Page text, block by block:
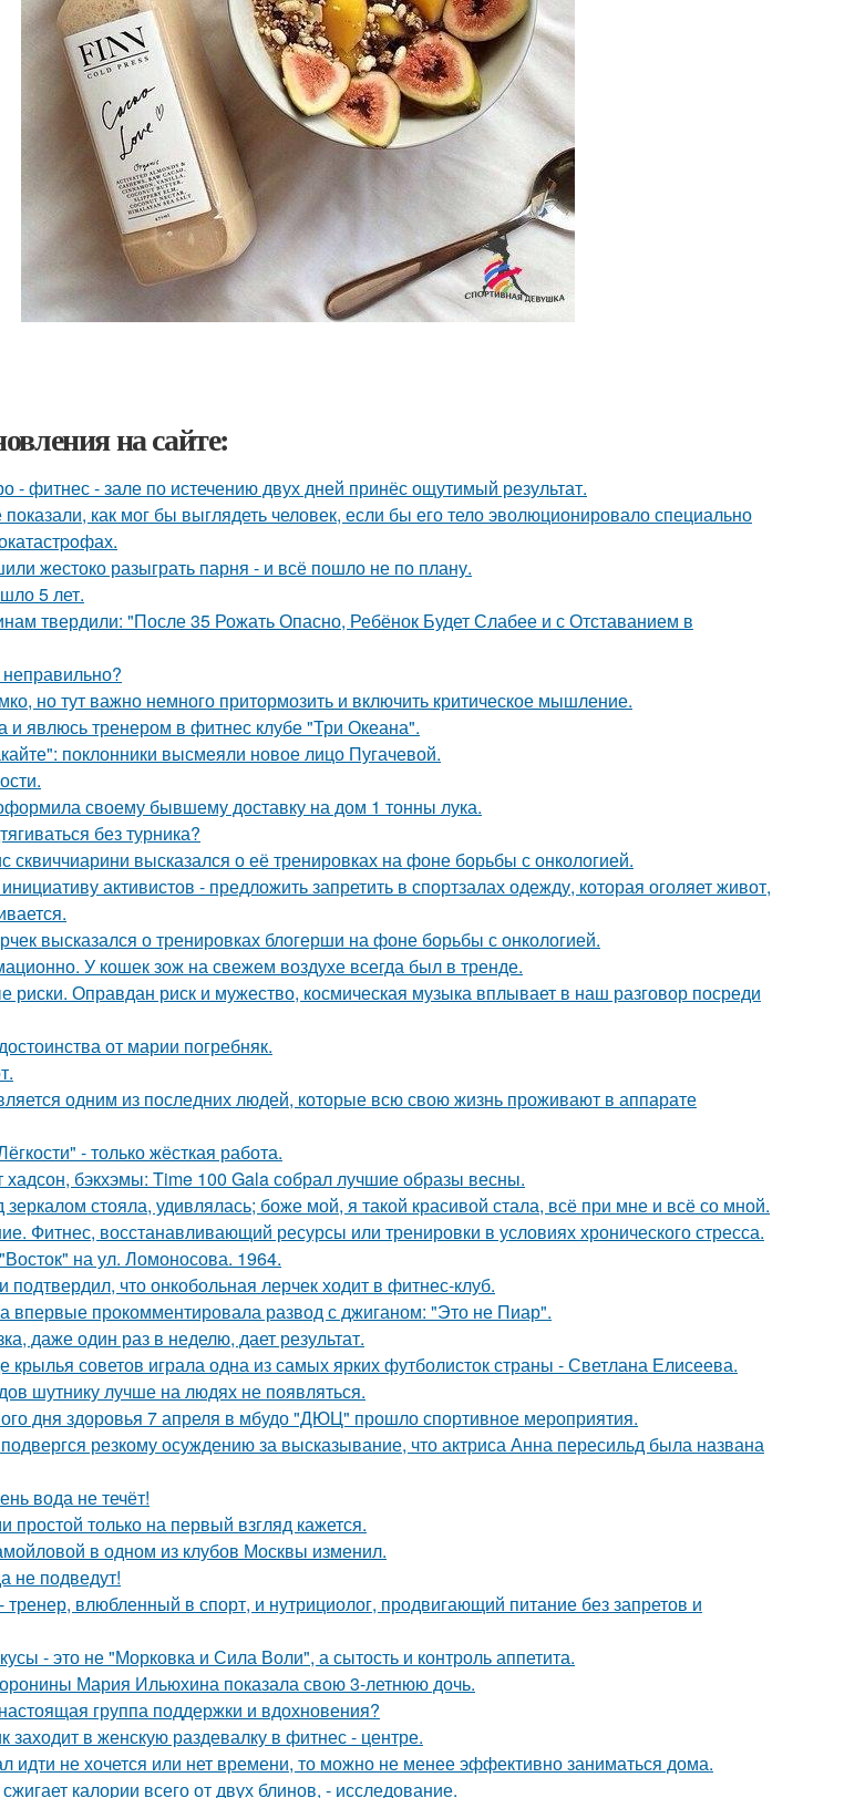
на сайте:
- фитнес - зале по истечению двух дней принёс ощутимый результат.
как мог бы выглядеть человек, если бы его тело эволюционировало специально
жестоко разыграть парня - и всё пошло не по плану.
5 лет.
твердили: "После 35 Рожать Опасно, Ребёнок Будет Слабее и с Отставанием в
но тут важно немного притормозить и включить критическое мышление.
и явлюсь тренером в фитнес клубе "Три Океана".
поклонники высмеяли новое лицо Пугачевой.
своему бывшему доставку на дом 1 тонны лука.
без турника?
сквиччиарини высказался о её тренировках на фоне борьбы с онкологией.
активистов - предложить запретить в спортзалах одежду, которая оголяет живот,
высказался о тренировках блогерши на фоне борьбы с онкологией.
У кошек зож на свежем воздухе всегда был в тренде.
риски. Оправдан риск и мужество, космическая музыка вплывает в наш разговор посреди
от марии погребняк.
одним из последних людей, которые всю свою жизнь проживают в аппарате
- только жёсткая работа.
хадсон, бэкхэмы: Time 100 Gala собрал лучшие образы весны.
стояла, удивлялась; боже мой, я такой красивой стала, всё при мне и всё со мной.
Фитнес, восстанавливающий ресурсы или тренировки в условиях хронического стресса.
на ул. Ломоносова. 1964.
подтвердил, что онкобольная лерчек ходит в фитнес-клуб.
впервые прокомментировала развод с джиганом: "Это не Пиар".
даже один раз в неделю, дает результат.
крылья советов играла одна из самых ярких футболисток страны - Светлана Елисеева.
шутнику лучше на людях не появляться.
дня здоровья 7 апреля в мбудо "ДЮЦ" прошло спортивное мероприятия.
резкому осуждению за высказывание, что актриса Анна пересильд была названа
вода не течёт!
простой только на первый взгляд кажется.
в одном из клубов Москвы изменил.
не подведут!
влюбленный в спорт, и нутрициолог, продвигающий питание без запретов и
- это не "Морковка и Сила Воли", а сытость и контроль аппетита.
Мария Ильюхина показала свою 3-летнюю дочь.
группа поддержки и вдохновения?
заходит в женскую раздевалку в фитнес - центре.
идти не хочется или нет времени, то можно не менее эффективно заниматься дома.
калории всего от двух блинов, - исследование.